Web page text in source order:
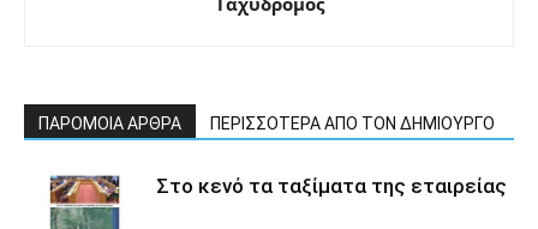
ΠΑΡΟΜΟΙΑ ΑΡΘΡΑ ΠΕΡΙΣΣΟΤΕΡΑ ΑΠΟ ΤΟΝ ΔΗΜΙΟΥΡΓΟ
Στο κενό τα ταξίματα της εταιρείας